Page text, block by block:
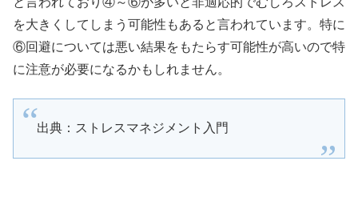
を大きくしてしまう可能性もあると言われています。特に
⑥回避については悪い結果をもたらす可能性が高いので特
に注意が必要になるかもしれません。
出典：ストレスマネジメント入門